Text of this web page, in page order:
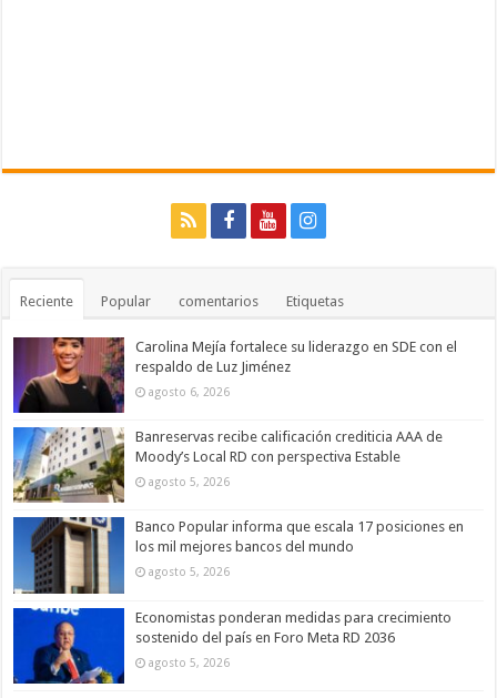
Reciente Popular comentarios Etiquetas
Carolina Mejía fortalece su liderazgo en SDE con el
respaldo de Luz Jiménez
agosto 6, 2026
Banreservas recibe calificación crediticia AAA de
Moody’s Local RD con perspectiva Estable
agosto 5, 2026
Banco Popular informa que escala 17 posiciones en
los mil mejores bancos del mundo
agosto 5, 2026
Economistas ponderan medidas para crecimiento
sostenido del país en Foro Meta RD 2036
agosto 5, 2026